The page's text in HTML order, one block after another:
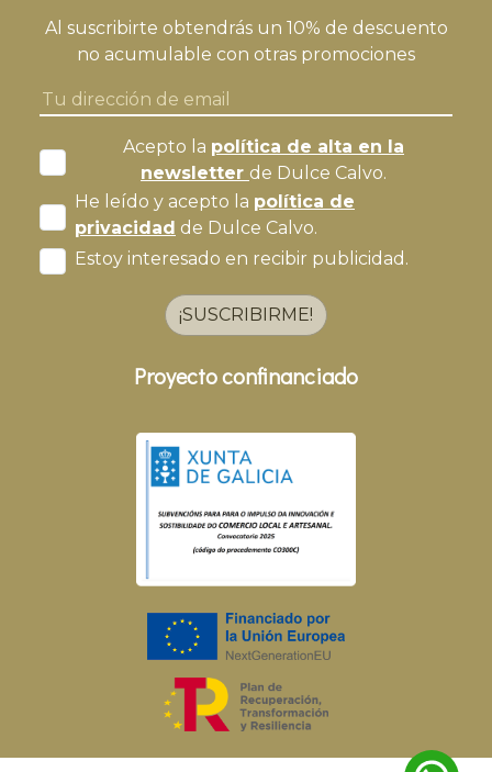
Al suscribirte obtendrás un 10% de descuento
no acumulable con otras promociones
Acepto la política de alta en la
newsletter de Dulce Calvo.
He leído y acepto la política de
privacidad de Dulce Calvo.
Estoy interesado en recibir publicidad.
¡SUSCRIBIRME!
Proyecto confinanciado